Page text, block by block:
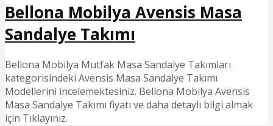
Bellona Mobilya Avensis Masa
Sandalye Takımı
Bellona Mobilya Mutfak Masa Sandalye Takımları
kategorisindeki Avensis Masa Sandalye Takımı
Modellerini incelemektesiniz. Bellona Mobilya Avensis
Masa Sandalye Takımı fiyatı ve daha detaylı bilgi almak
için Tıklayınız.